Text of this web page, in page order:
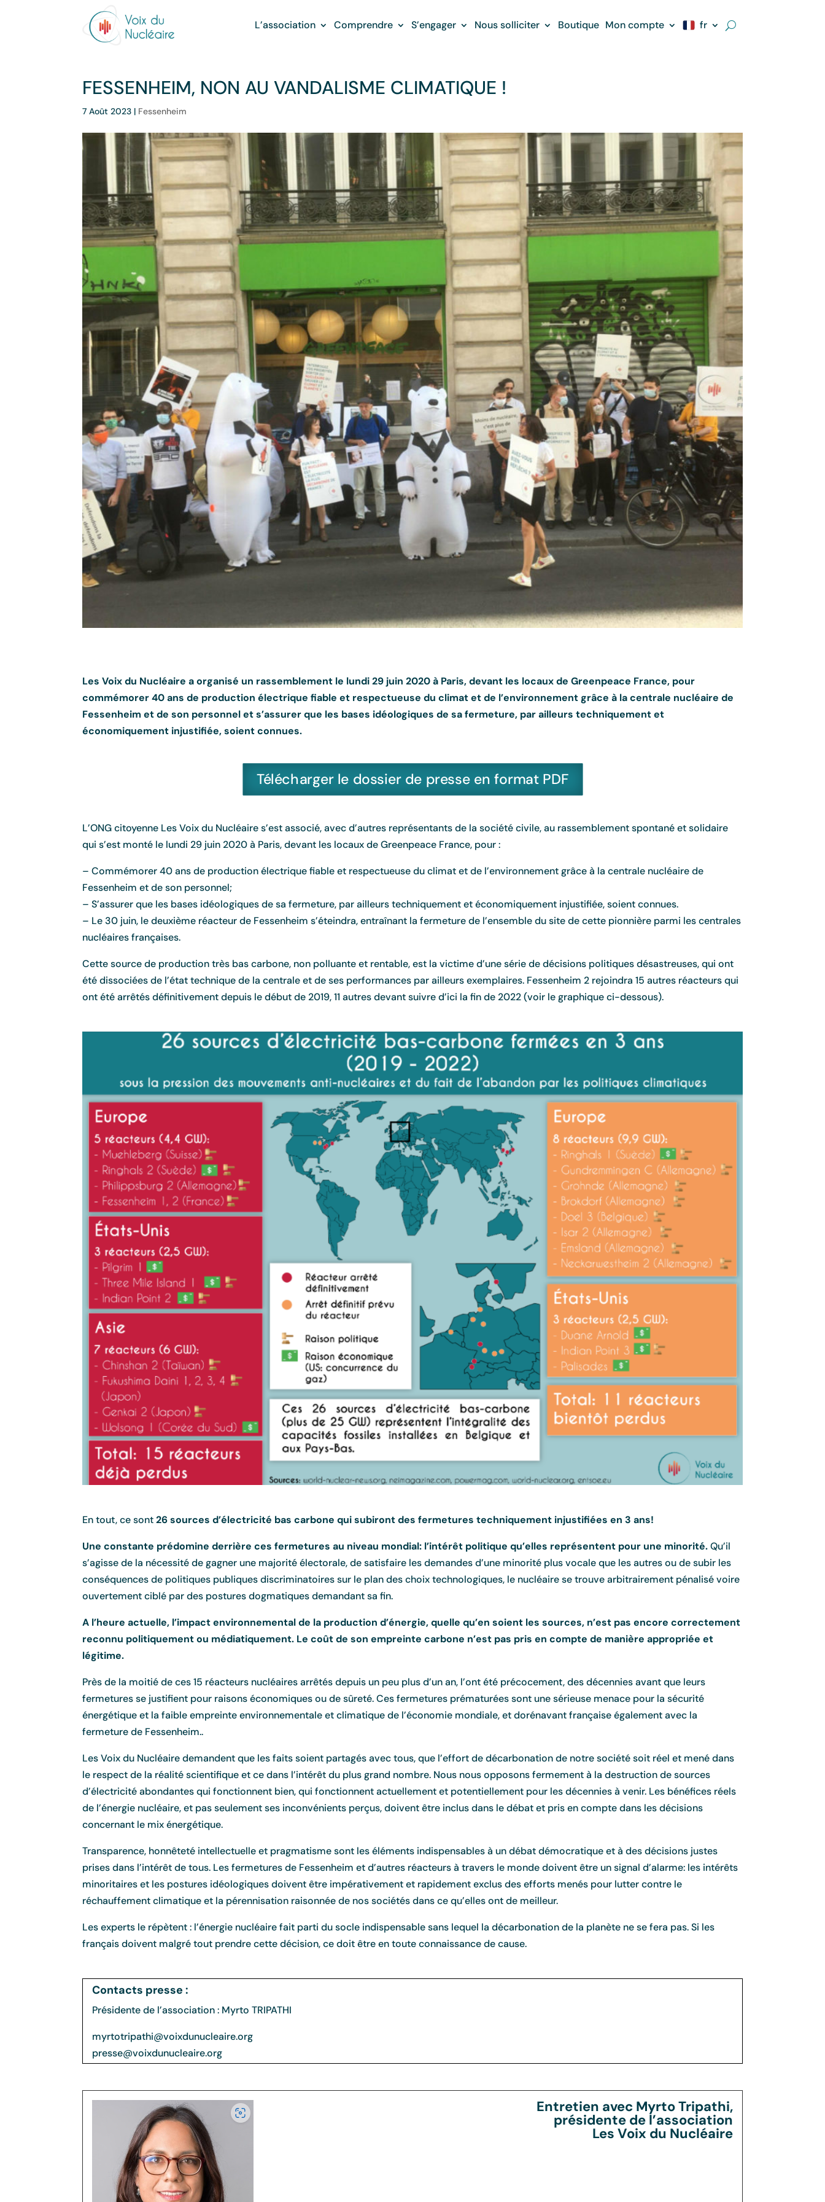
L’association Comprendre S’engager Nous solliciter Boutique Mon compte fr
FESSENHEIM, NON AU VANDALISME CLIMATIQUE !
7 Août 2023 | Fessenheim
Les Voix du Nucléaire a organisé un rassemblement le lundi 29 juin 2020 à Paris, devant les locaux de Greenpeace France, pour
commémorer 40 ans de production électrique fiable et respectueuse du climat et de l’environnement grâce à la centrale nucléaire de
Fessenheim et de son personnel et s’assurer que les bases idéologiques de sa fermeture, par ailleurs techniquement et
économiquement injustifiée, soient connues.
Télécharger le dossier de presse en format PDF
L’ONG citoyenne Les Voix du Nucléaire s’est associé, avec d’autres représentants de la société civile, au rassemblement spontané et solidaire
qui s’est monté le lundi 29 juin 2020 à Paris, devant les locaux de Greenpeace France, pour :
– Commémorer 40 ans de production électrique fiable et respectueuse du climat et de l’environnement grâce à la centrale nucléaire de
Fessenheim et de son personnel;
– S’assurer que les bases idéologiques de sa fermeture, par ailleurs techniquement et économiquement injustifiée, soient connues.
– Le 30 juin, le deuxième réacteur de Fessenheim s’éteindra, entraînant la fermeture de l’ensemble du site de cette pionnière parmi les centrales
nucléaires françaises.
Cette source de production très bas carbone, non polluante et rentable, est la victime d’une série de décisions politiques désastreuses, qui ont
été dissociées de l’état technique de la centrale et de ses performances par ailleurs exemplaires. Fessenheim 2 rejoindra 15 autres réacteurs qui
ont été arrêtés définitivement depuis le début de 2019, 11 autres devant suivre d’ici la fin de 2022 (voir le graphique ci-dessous).
En tout, ce sont26 sources d’électricité bas carbone qui subiront des fermetures techniquement injustifiées en 3 ans!
Une constante prédomine derrière ces fermetures au niveau mondial: l’intérêt politique qu’elles représentent pour une minorité.Qu’il
s’agisse de la nécessité de gagner une majorité électorale, de satisfaire les demandes d’une minorité plus vocale que les autres ou de subir les
conséquences de politiques publiques discriminatoires sur le plan des choix technologiques, le nucléaire se trouve arbitrairement pénalisé voire
ouvertement ciblé par des postures dogmatiques demandant sa fin.
A l’heure actuelle, l’impact environnemental de la production d’énergie, quelle qu’en soient les sources, n’est pas encore correctement
reconnu politiquement ou médiatiquement. Le coût de son empreinte carbone n’est pas pris en compte de manière appropriée et
légitime.
Près de la moitié de ces 15 réacteurs nucléaires arrêtés depuis un peu plus d’un an, l’ont été précocement, des décennies avant que leurs
fermetures se justifient pour raisons économiques ou de sûreté. Ces fermetures prématurées sont une sérieuse menace pour la sécurité
énergétique et la faible empreinte environnementale et climatique de l’économie mondiale, et dorénavant française également avec la
fermeture de Fessenheim..
Les Voix du Nucléaire demandent que les faits soient partagés avec tous, que l’effort de décarbonation de notre société soit réel et mené dans
le respect de la réalité scientifique et ce dans l’intérêt du plus grand nombre. Nous nous opposons fermement à la destruction de sources
d’électricité abondantes qui fonctionnent bien, qui fonctionnent actuellement et potentiellement pour les décennies à venir. Les bénéfices réels
de l’énergie nucléaire, et pas seulement ses inconvénients perçus, doivent être inclus dans le débat et pris en compte dans les décisions
concernant le mix énergétique.
Transparence, honnêteté intellectuelle et pragmatisme sont les éléments indispensables à un débat démocratique et à des décisions justes
prises dans l’intérêt de tous. Les fermetures de Fessenheim et d’autres réacteurs à travers le monde doivent être un signal d’alarme: les intérêts
minoritaires et les postures idéologiques doivent être impérativement et rapidement exclus des efforts menés pour lutter contre le
réchauffement climatique et la pérennisation raisonnée de nos sociétés dans ce qu’elles ont de meilleur.
Les experts le répètent : l’énergie nucléaire fait parti du socle indispensable sans lequel la décarbonation de la planète ne se fera pas. Si les
français doivent malgré tout prendre cette décision, ce doit être en toute connaissance de cause.
Contacts presse :
Présidente de l’association : Myrto TRIPATHI
myrtotripathi@voixdunucleaire.org
presse@voixdunucleaire.org
Entretien avec Myrto Tripathi,
présidente de l’association
Les Voix du Nucléaire